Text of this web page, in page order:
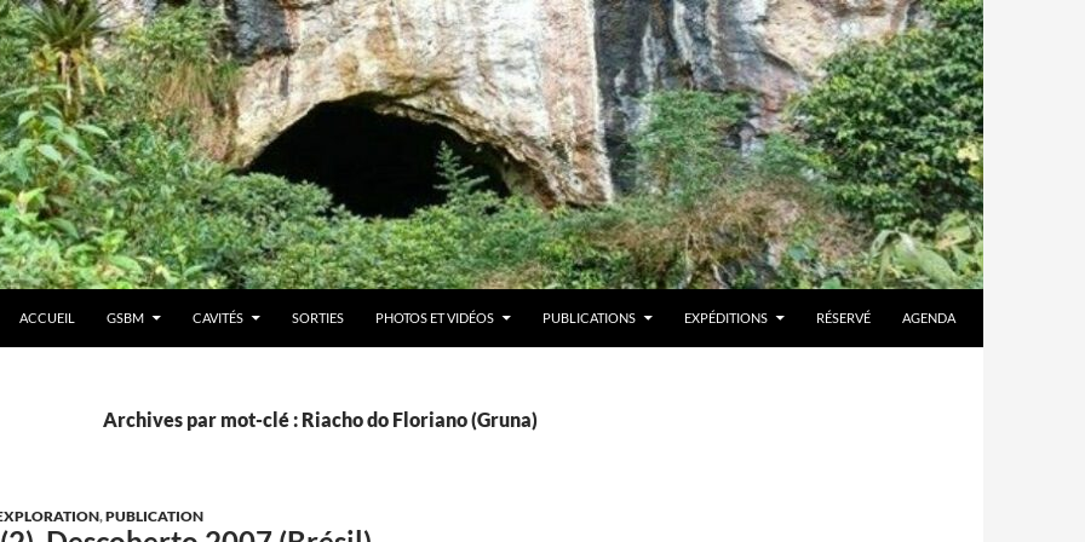
ACCUEIL GSBM CAVITÉS SORTIES PHOTOS ET VIDÉOS PUBLICATIONS EXPÉDITIONS RÉSERVÉ AGENDA
Archives par mot-clé : Riacho do Floriano (Gruna)
,PUBLICATION